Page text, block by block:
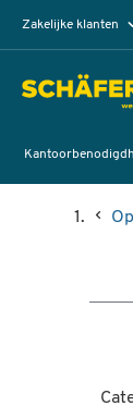
Zakelijke klanten